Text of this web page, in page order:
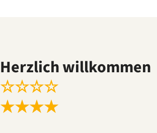
Herzlich willkommen
☆☆☆☆
★★★★